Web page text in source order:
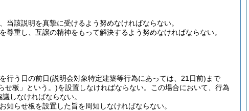
該説明を真摯に受けるよう努めなければならない。
重し、互譲の精神をもって解決するよう努めなければならない。
行う日の前日(説明会対象特定建築等行為にあっては、21日前) まで
せ板」という。)を設置しなければならない。
この場合において、行為
しなければならない。
らせ板を設置した旨を周知しなければならない。